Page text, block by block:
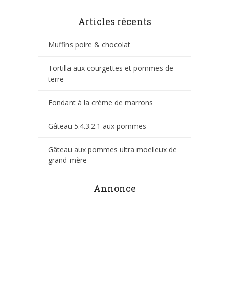
Articles récents
Muffins poire & chocolat
Tortilla aux courgettes et pommes de
terre
Fondant à la crème de marrons
Gâteau 5.4.3.2.1 aux pommes
Gâteau aux pommes ultra moelleux de
grand-mère
Annonce